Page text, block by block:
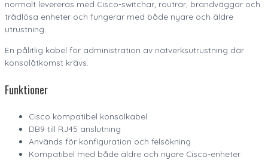
normalt levereras med Cisco-switchar, routrar, brandväggar och
trådlösa enheter och fungerar med både nyare och äldre
utrustning.
En pålitlig kabel för administration av nätverksutrustning där
konsolåtkomst krävs.
Funktioner
Cisco kompatibel konsolkabel
DB9 till RJ45 anslutning
Används för konfiguration och felsökning
Kompatibel med både äldre och nyare Cisco-enheter